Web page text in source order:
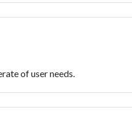
of user needs.